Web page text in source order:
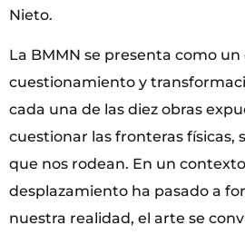
Nieto.
La BMMN se presenta como un
cuestionamiento y
cada una de las diez obras
cuestionar las fronteras físicas,
que nos rodean. En un
desplazamiento ha pasado a
nuestra realidad, el arte se